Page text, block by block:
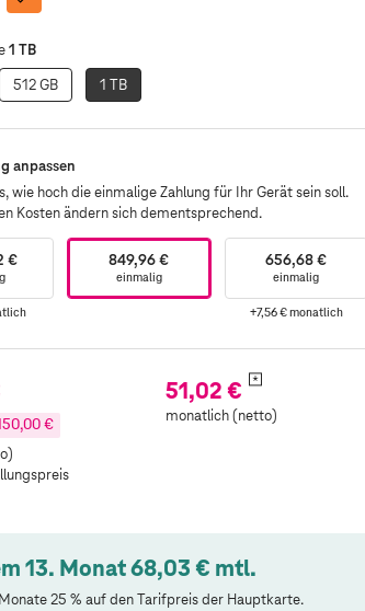
Orange
1 TB
512 GB 1 TB
anpassen
wie hoch die einmalige Zahlung für Ihr Gerät sein soll.
Kosten ändern sich dementsprechend.
€ 849,96 €
einmalig
656,68 €
einmalig
+7,56 €monatlich
€
51,02 € *
monatlich (netto)
13. Monat 68,03 € mtl.
25 % auf den Tarifpreis der Hauptkarte.